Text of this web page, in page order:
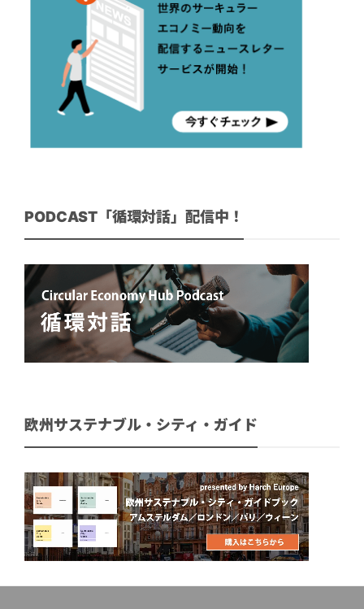
PODCAST「循環対話」配信中！
欧州サステナブル・シティ・ガイド